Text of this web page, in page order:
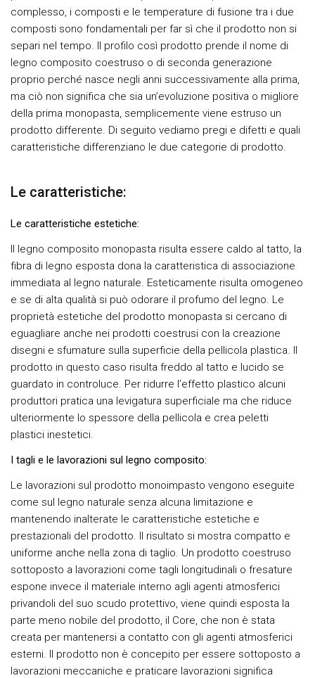
complesso, i composti e le temperature di fusione tra i due
composti sono fondamentali per far sì che il prodotto non si
separi nel tempo. Il profilo così prodotto prende il nome di
legno composito coestruso o di seconda generazione
proprio perché nasce negli anni successivamente alla prima,
ma ciò non significa che sia un’evoluzione positiva o migliore
della prima monopasta, semplicemente viene estruso un
prodotto differente. Di seguito vediamo pregi e difetti e quali
caratteristiche differenziano le due categorie di prodotto.
Le caratteristiche:
Le caratteristiche estetiche:
Il legno composito monopasta risulta essere caldo al tatto, la
fibra di legno esposta dona la caratteristica di associazione
immediata al legno naturale. Esteticamente risulta omogeneo
e se di alta qualità si può odorare il profumo del legno. Le
proprietà estetiche del prodotto monopasta si cercano di
eguagliare anche nei prodotti coestrusi con la creazione
disegni e sfumature sulla superficie della pellicola plastica. Il
prodotto in questo caso risulta freddo al tatto e lucido se
guardato in controluce. Per ridurre l’effetto plastico alcuni
produttori pratica una levigatura superficiale ma che riduce
ulteriormente lo spessore della pellicola e crea peletti
plastici inestetici.
I tagli e le lavorazioni sul legno composito:
Le lavorazioni sul prodotto monoimpasto vengono eseguite
come sul legno naturale senza alcuna limitazione e
mantenendo inalterate le caratteristiche estetiche e
prestazionali del prodotto. Il risultato si mostra compatto e
uniforme anche nella zona di taglio. Un prodotto coestruso
sottoposto a lavorazioni come tagli longitudinali o fresature
espone invece il materiale interno agli agenti atmosferici
privandoli del suo scudo protettivo, viene quindi esposta la
parte meno nobile del prodotto, il Core, che non è stata
creata per mantenersi a contatto con gli agenti atmosferici
esterni. Il prodotto non è concepito per essere sottoposto a
lavorazioni meccaniche e praticare lavorazioni significa